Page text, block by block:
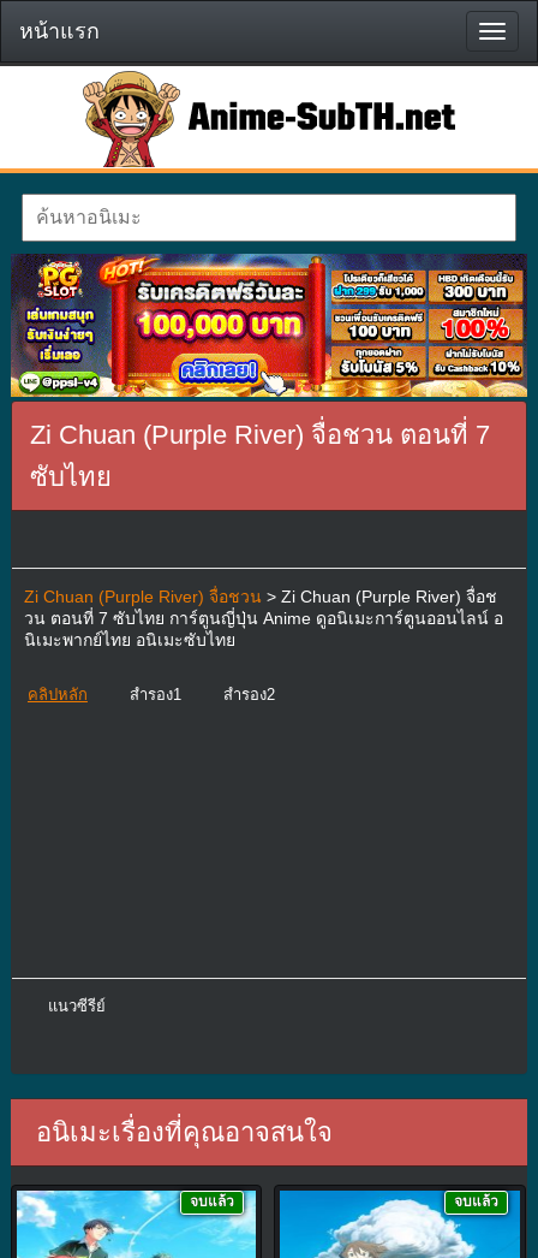
หน้า
แรก
หน้าแรก
Zi Chuan (Purple River) จื่อชวน ตอนที่ 7
ซับไทย
Zi Chuan (Purple River) จื่อชวน> Zi Chuan (Purple River) จื่อช
วน ตอนที่ 7 ซับไทย การ์ตูนญี่ปุ่น Anime ดูอนิเมะการ์ตูนออนไลน์ อ
นิเมะพากย์ไทย อนิเมะซับไทย
คลิปหลัก สำรอง1 สำรอง2
แนวซีรีย์
อนิเมะเรื่องที่คุณอาจสนใจ
จบแล้ว จบแล้ว